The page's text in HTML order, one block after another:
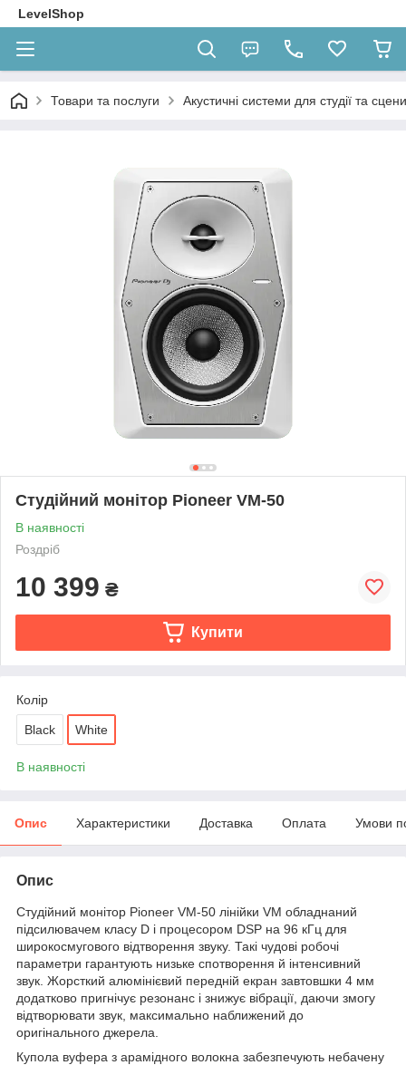
LevelShop
Товари та послуги Акустичні системи для студії та сцени
Студійний монітор Pioneer VM-50
В наявності
Роздріб
10 399 ₴
Купити
Колір
Black White
В наявності
Опис Характеристики Доставка Оплата Умови
Опис
Студійний монітор Pioneer VM-50 лінійки VM обладнаний
підсилювачем класу D і процесором DSP на 96 кГц для
широкосмугового відтворення звуку. Такі чудові робочі
параметри гарантують низьке спотворення й інтенсивний
звук. Жорсткий алюмінієвий передній екран завтовшки 4 мм
додатково пригнічує резонанс і знижує вібрації, даючи змогу
відтворювати звук, максимально наближений до
оригінального джерела.
Купола вуфера з арамідного волокна забезпечують небачену